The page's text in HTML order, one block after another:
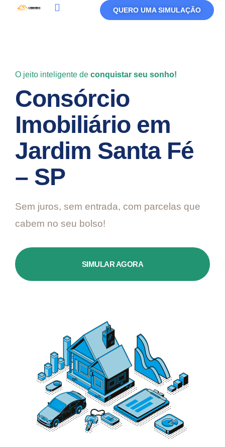
QUERO UMA SIMULAÇÃO
O jeito inteligente de conquistar seu sonho!
Consórcio
Imobiliário em
Jardim Santa Fé
– SP
Sem juros, sem entrada, com parcelas que
cabem no seu bolso!
SIMULAR AGORA